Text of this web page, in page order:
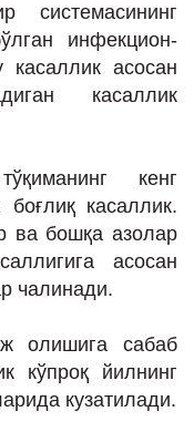
системасининг
инфекцион-
касаллик асосан
касаллик
кенг
касаллик.
ва бошқа азолар
асосан
чалинади.
олишига сабаб
кўпроқ йилнинг
кузатилади.